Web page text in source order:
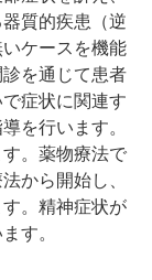
質的疾患（逆
ケースを機能
を通じて患者
症状に関連す
を行います。
。薬物療法で
から開始し、
。精神症状が
す。